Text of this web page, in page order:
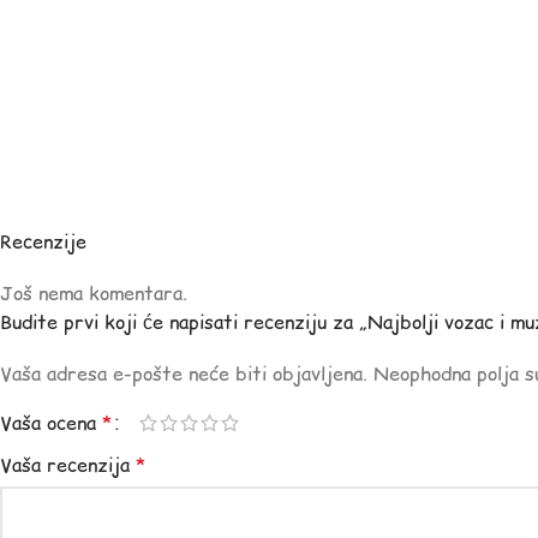
Recenzije
Još nema komentara.
Budite prvi koji će napisati recenziju za „Najbolji vozac i
Vaša adresa e-pošte neće biti objavljena. Neophodna polja
Vaša ocena *
Vaša recenzija *